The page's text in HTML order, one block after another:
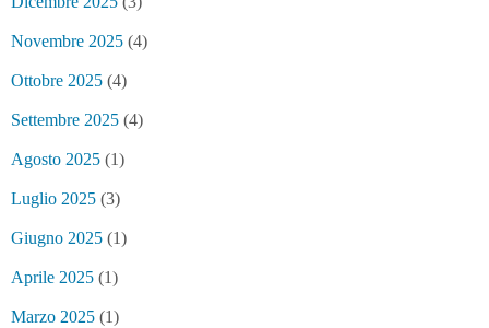
Novembre 2025 (4)
Ottobre 2025 (4)
Settembre 2025 (4)
Agosto 2025 (1)
Luglio 2025 (3)
Giugno 2025 (1)
Aprile 2025 (1)
Marzo 2025 (1)